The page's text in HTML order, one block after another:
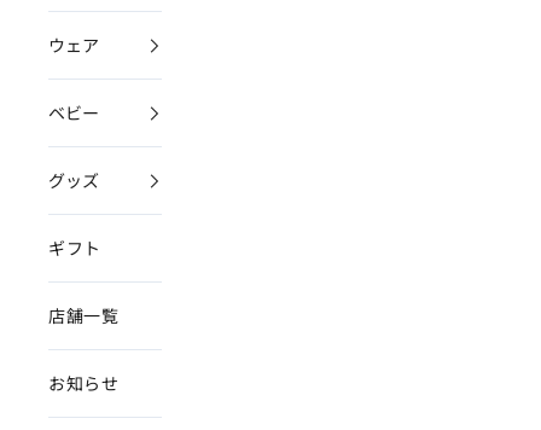
ウェア
ベビー
グッズ
ギフト
店舗一覧
お知らせ